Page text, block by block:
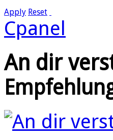
Apply Reset
Cpanel
An dir